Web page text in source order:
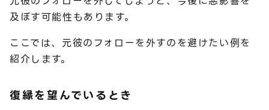
及ぼす可能性もあります。
ここでは、元彼のフォローを外すのを避けたい例を
紹介します。
復縁を望んでいるとき